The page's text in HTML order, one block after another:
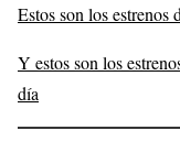
Estos son los
Y estos son los
día